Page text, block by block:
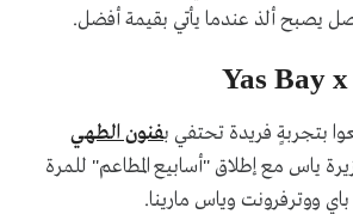
يصبح ألذ عندما يأتي بقيمة أفضل.
Yas Bay
بتجربةٍ فريدة تحتفي بفنون الطهي
ياس مع إطلاق "أسابيع المطاعم" للمرة
ووترفرونت وياس مارينا.